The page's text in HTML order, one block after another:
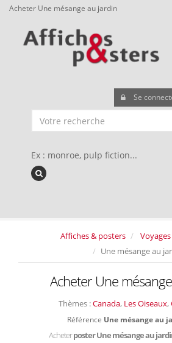
Acheter Une mésange au jardin
Se
Ex : monroe, pulp fiction...
Affiches & posters Voyages
Une mésange au
Acheter Une
Thèmes :Canada, Les Oiseaux,
Référence Une mésange au
Acheterposter Une mésange au